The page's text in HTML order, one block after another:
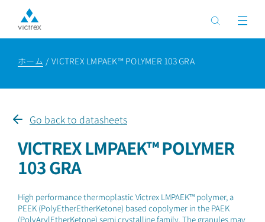
ホーム VICTREX LMPAEK™ POLYMER 103 GRA
Go back to datasheets
VICTREX LMPAEK™ POLYMER
103 GRA
High performance thermoplastic Victrex LMPAEK™ polymer, a
PEEK (PolyEtherEtherKetone) based copolymer in the PAEK
(PolyArylEtherKetone) semi crystalline family. The granules may